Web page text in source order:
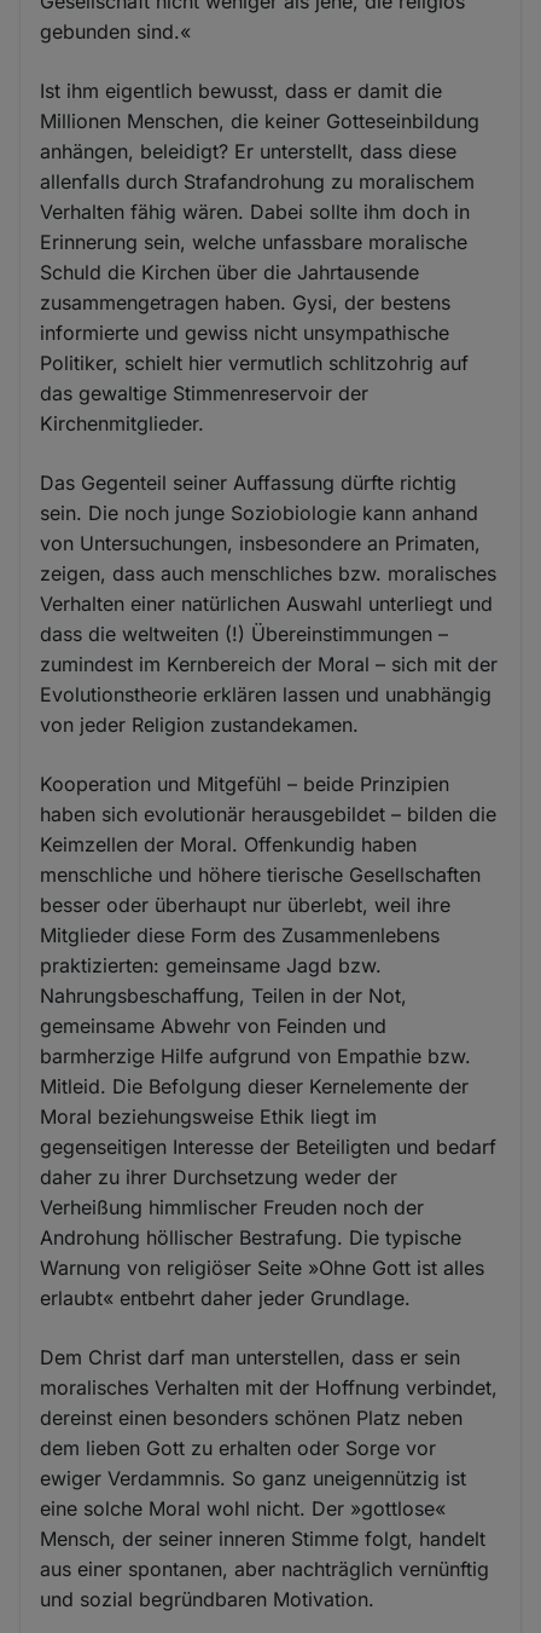
gebunden sind.«
Ist ihm eigentlich bewusst, dass er damit die
Millionen Menschen, die keiner Gotteseinbildung
anhängen, beleidigt? Er unterstellt, dass diese
allenfalls durch Strafandrohung zu moralischem
Verhalten fähig wären. Dabei sollte ihm doch in
Erinnerung sein, welche unfassbare moralische
Schuld die Kirchen über die Jahrtausende
zusammengetragen haben. Gysi, der bestens
informierte und gewiss nicht unsympathische
Politiker, schielt hier vermutlich schlitzohrig auf
das gewaltige Stimmenreservoir der
Kirchenmitglieder.
Das Gegenteil seiner Auffassung dürfte richtig
sein. Die noch junge Soziobiologie kann anhand
von Untersuchungen, insbesondere an Primaten,
zeigen, dass auch menschliches bzw. moralisches
Verhalten einer natürlichen Auswahl unterliegt und
dass die weltweiten (!) Übereinstimmungen –
zumindest im Kernbereich der Moral – sich mit der
Evolutionstheorie erklären lassen und unabhängig
von jeder Religion zustandekamen.
Kooperation und Mitgefühl – beide Prinzipien
haben sich evolutionär herausgebildet – bilden die
Keimzellen der Moral. Offenkundig haben
menschliche und höhere tierische Gesellschaften
besser oder überhaupt nur überlebt, weil ihre
Mitglieder diese Form des Zusammenlebens
praktizierten: gemeinsame Jagd bzw.
Nahrungsbeschaffung, Teilen in der Not,
gemeinsame Abwehr von Feinden und
barmherzige Hilfe aufgrund von Empathie bzw.
Mitleid. Die Befolgung dieser Kernelemente der
Moral beziehungsweise Ethik liegt im
gegenseitigen Interesse der Beteiligten und bedarf
daher zu ihrer Durchsetzung weder der
Verheißung himmlischer Freuden noch der
Androhung höllischer Bestrafung. Die typische
Warnung von religiöser Seite »Ohne Gott ist alles
erlaubt« entbehrt daher jeder Grundlage.
Dem Christ darf man unterstellen, dass er sein
moralisches Verhalten mit der Hoffnung verbindet,
dereinst einen besonders schönen Platz neben
dem lieben Gott zu erhalten oder Sorge vor
ewiger Verdammnis. So ganz uneigennützig ist
eine solche Moral wohl nicht. Der »gottlose«
Mensch, der seiner inneren Stimme folgt, handelt
aus einer spontanen, aber nachträglich vernünftig
und sozial begründbaren Motivation.